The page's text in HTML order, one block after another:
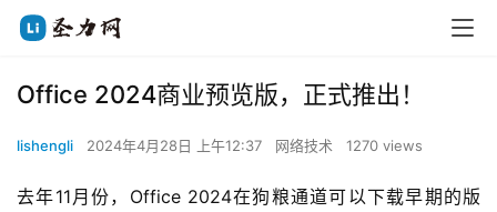
Office 2024商业预览版，正式推出！
lishengli 2024年4月28日 上午12:37 网络技术 1270 views
去年11月份，Office 2024在狗粮通道可以下载早期的版